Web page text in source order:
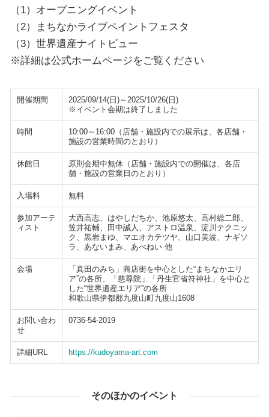
（1）オープニングイベント
（2）まちなかライブペイントフェスタ
（3）世界遺産ナイトビュー
※詳細は公式ホームページをご覧ください
開催期間
2025/09/14(日)～2025/10/26(日)
※イベント会期は終了しました
時間
10:00～16:00（店舗・施設内での展示は、各店舗・
施設の営業時間のとおり）
休館日
原則会期中無休（店舗・施設内での開催は、各店
舗・施設の営業日のとおり）
入場料 無料
参加アーテ
ィスト
大西高志、はやしだちか、池原悠太、高村総二郎、
笠井祐輔、田中誠人、アストロ温泉、淀川テクニッ
ク、黒岩まゆ、マエオカテツヤ、山口美波、ナギソ
ラ、あないまみ、あべねい 他
会場
「真田のみち」商店街を中心とした“まちなかエリ
ア”の各所、「慈尊院」「丹生官省符神社」を中心と
した“世界遺産エリア”の各所
和歌山県伊都郡九度山町九度山1608
お問い合わ
せ
0736-54-2019
詳細URL https://kudoyama-art.com
そのほかのイベント